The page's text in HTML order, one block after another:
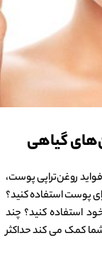
گیاهی
فواید روغن‌تراپی پوست،
پوست استفاده کنید؟
استفاده کنید؟ چند
کمک می کند حداکثر